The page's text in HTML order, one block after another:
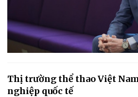
Thị trường thể thao Việt
nghiệp quốc tế